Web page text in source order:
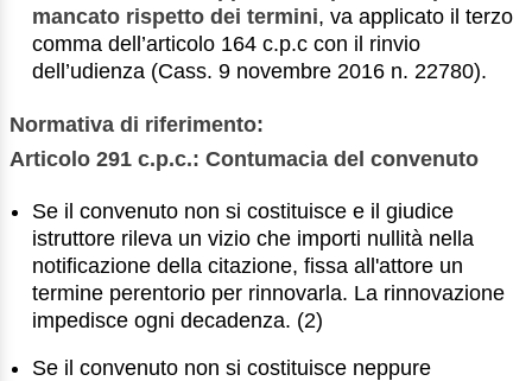
mancato rispetto dei termini, va applicato il terzo
comma dell’articolo 164 c.p.c con il rinvio
dell’udienza (Cass. 9 novembre 2016 n. 22780).
Normativa di riferimento:
Articolo 291 c.p.c.: Contumacia del convenuto
Se il convenuto non si costituisce e il giudice
istruttore rileva un vizio che importi nullità nella
notificazione della citazione, fissa all'attore un
termine perentorio per rinnovarla. La rinnovazione
impedisce ogni decadenza. (2)
Se il convenuto non si costituisce neppure